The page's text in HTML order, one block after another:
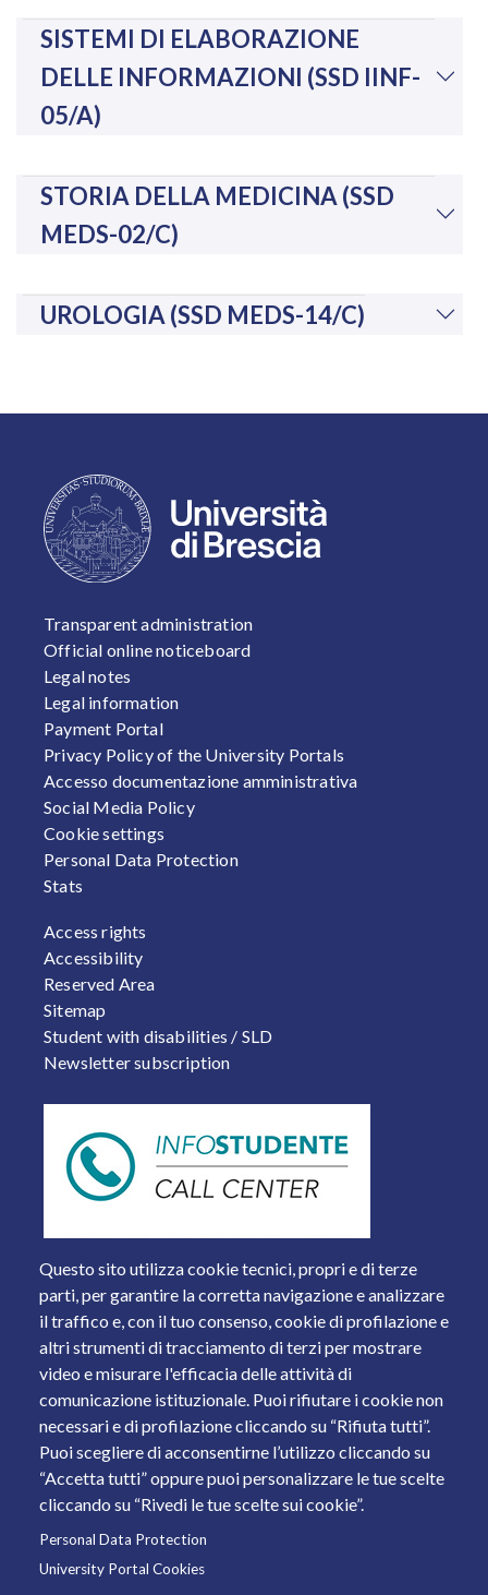
SISTEMI DI ELABORAZIONE
DELLE INFORMAZIONI (SSD IINF-
05/A)
STORIA DELLA MEDICINA (SSD
MEDS-02/C)
UROLOGIA (SSD MEDS-14/C)
Questo sito utilizza cookie tecnici, propri e di terze
parti, per garantire la corretta navigazione e analizzare
il traffico e, con il tuo consenso, cookie di profilazione e
altri strumenti di tracciamento di terzi per mostrare
video e misurare l'efficacia delle attività di
comunicazione istituzionale. Puoi rifiutare i cookie non
necessari e di profilazione cliccando su “Rifiuta tutti”.
Puoi scegliere di acconsentirne l’utilizzo cliccando su
“Accetta tutti” oppure puoi personalizzare le tue scelte
cliccando su “Rivedi le tue scelte sui cookie”.
Personal Data Protection
University Portal Cookies
FOOTER 1
Transparent administration
Official online noticeboard
Legal notes
Legal information
Payment Portal
Privacy Policy of the University Portals
Accesso documentazione amministrativa
Social Media Policy
Cookie settings
Personal Data Protection
Stats
FOOTER 2
Access rights
Accessibility
Reserved Area
Sitemap
Student with disabilities / SLD
Newsletter subscription
Piazza del Mercato, 15 - 25121 Brescia
Tel. +39 030 2988.1 PEC:
ammcentr@cert.unibs.it
Partita IVA: 01773710171 Codice Fiscale: 98007650173
© 2011 Università degli Studi di Brescia